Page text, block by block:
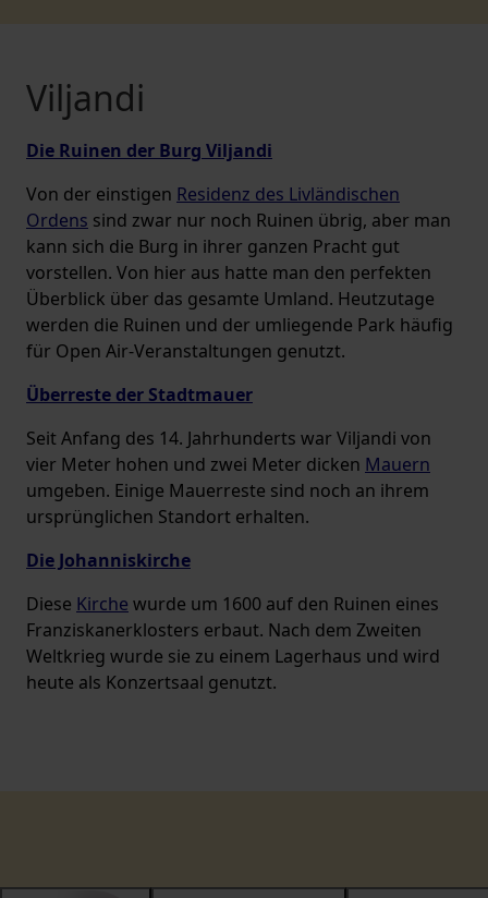
Viljandi
Die Ruinen der Burg Viljandi
Von der einstigen Residenz des Livländischen
Ordens sind zwar nur noch Ruinen übrig, aber man
kann sich die Burg in ihrer ganzen Pracht gut
vorstellen. Von hier aus hatte man den perfekten
Überblick über das gesamte Umland. Heutzutage
werden die Ruinen und der umliegende Park häufig
für Open Air-Veranstaltungen genutzt.
Überreste der Stadtmauer
Seit Anfang des 14. Jahrhunderts war Viljandi von
vier Meter hohen und zwei Meter dicken Mauern
umgeben. Einige Mauerreste sind noch an ihrem
ursprünglichen Standort erhalten.
Die Johanniskirche
Diese Kirche wurde um 1600 auf den Ruinen eines
Franziskanerklosters erbaut. Nach dem Zweiten
Weltkrieg wurde sie zu einem Lagerhaus und wird
heute als Konzertsaal genutzt.